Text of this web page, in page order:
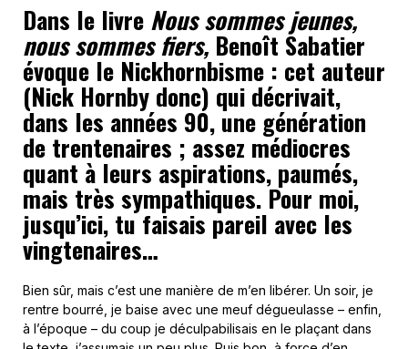
Dans le livre Nous sommes jeunes,
nous sommes fiers, Benoît Sabatier
évoque le Nickhornbisme : cet auteur
(Nick Hornby donc) qui décrivait,
dans les années 90, une génération
de trentenaires ; assez médiocres
quant à leurs aspirations, paumés,
mais très sympathiques. Pour moi,
jusqu’ici, tu faisais pareil avec les
vingtenaires…
Bien sûr, mais c’est une manière de m’en libérer. Un soir, je
rentre bourré, je baise avec une meuf dégueulasse – enfin,
à l’époque – du coup je déculpabilisais en le plaçant dans